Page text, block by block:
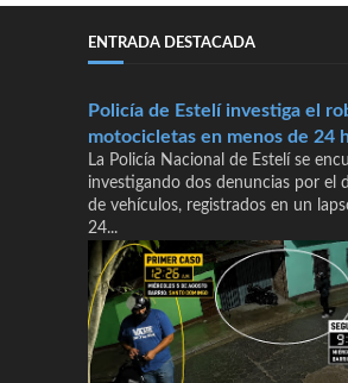
ENTRADA DESTACADA
Policía de Estelí investiga el
motocicletas en menos de 24
La Policía Nacional de Estelí se
investigando dos denuncias por el
de vehículos, registrados en un
24...